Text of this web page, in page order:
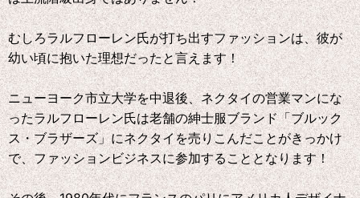
むしろラルフローレン氏が打ち出すファッションは、彼が
幼い頃に抱いた理想だったと言えます！
ニューヨーク市立大学を中退後、ネクタイの営業マンにな
ったラルフローレン氏は老舗の紳士服ブランド「ブルック
ス・ブラザーズ」にネクタイを売りこんだことがきっかけ
で、ファッションビジネスに参加することとなります！